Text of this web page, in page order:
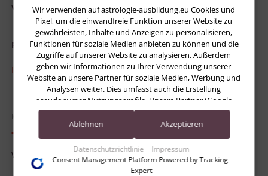
was man sein möchte.“
Published in Kultur
Read more...
Mittwoch, 23 Februar 2011 17:10
The King’s Speech
Written byStefan Ringstorff
Wir verwenden auf astrologie-ausbildung.eu Cookies und
Pixel, um die einwandfreie Funktion unserer Website zu
gewährleisten, Inhalte und Anzeigen zu personalisieren,
Funktionen für soziale Medien anbieten zu können und die
Zugriffe auf unserer Website zu analysieren. Außerdem
geben wir Informationen zu Ihrer Verwendung unserer
Website an unsere Partner für soziale Medien, Werbung und
Analysen weiter. Dies umfasst auch die Erstellung
pseudonymer Nutzungsprofile. Unsere Partner (Google
Advertising Products) führen diese Informationen
möglicherweise mit weiteren Daten zusammen, die Sie ihnen
Accounts) oder welche sie im Rahmen Ihrer Nutzung der
Dienste gesammelt haben (bspw. Nutzungsdaten anderer
Geräte). Ihre Einwilligung zur Nutzung von Cookies und
Datenschutzrichtlinie Impressum
Ablehnen Akzeptieren
Consent Management Platform Powered by Tracking-
Expert